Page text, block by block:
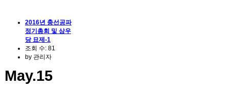
2016년 충선공파
정기총회 및 삼우
당 묘제-1
조회 수: 81
by 관리자
May.15